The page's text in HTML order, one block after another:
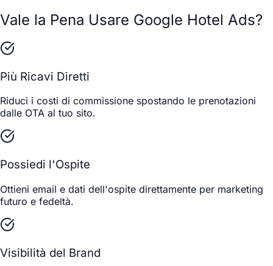
Vale la Pena Usare Google Hotel Ads?
Più Ricavi Diretti
Riduci i costi di commissione spostando le prenotazioni
dalle OTA al tuo sito.
Possiedi l'Ospite
Ottieni email e dati dell'ospite direttamente per marketing
futuro e fedeltà.
Visibilità del Brand